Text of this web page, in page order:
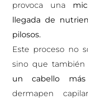
provoca una
llegada de
pilosos.
Este proceso no
sino que también
un cabello
dermapen